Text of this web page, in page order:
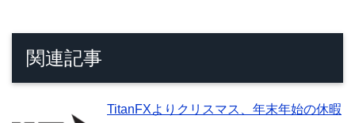
関連記事
TitanFXよりクリスマス、年末年始の休暇